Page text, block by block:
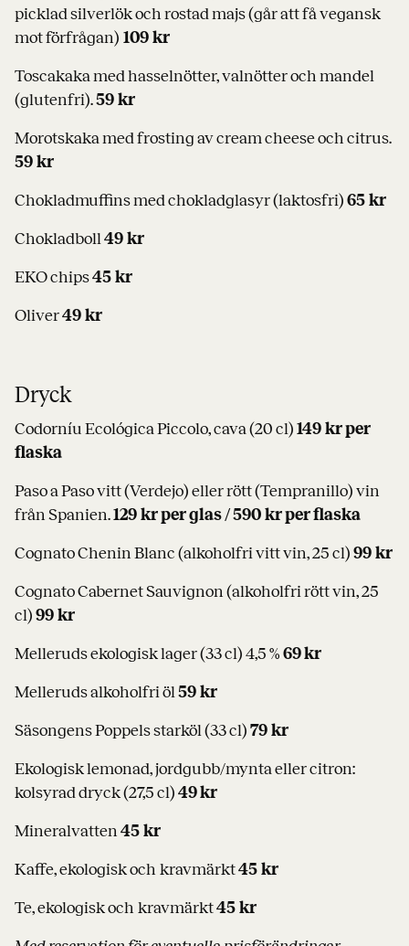
picklad silverlök och rostad majs (går att få vegansk
mot förfrågan) 109 kr
Toscakaka med hasselnötter, valnötter och mandel
(glutenfri).59 kr
Morotskaka med frosting av cream cheese och citrus.
59 kr
Chokladmuffins med chokladglasyr (laktosfri) 65 kr
Chokladboll49 kr
EKO chips45 kr
Oliver49 kr
Dryck
Codorníu Ecológica Piccolo, cava (20 cl) 149 kr per
flaska
Paso a Paso vitt (Verdejo) eller rött (Tempranillo) vin
från Spanien.129 kr per glas / 590 kr per flaska
Cognato Chenin Blanc (alkoholfri vitt vin, 25 cl) 99 kr
Cognato Cabernet Sauvignon (alkoholfri rött vin, 25
cl) 99 kr
Melleruds ekologisk lager (33 cl) 4,5 % 69 kr
Melleruds alkoholfri öl59 kr
Säsongens Poppels starköl (33 cl) 79 kr
Ekologisk lemonad, jordgubb/mynta eller citron:
kolsyrad dryck (27,5 cl) 49 kr
Mineralvatten45 kr
Kaffe, ekologisk och kravmärkt45 kr
Te, ekologisk och kravmärkt45 kr